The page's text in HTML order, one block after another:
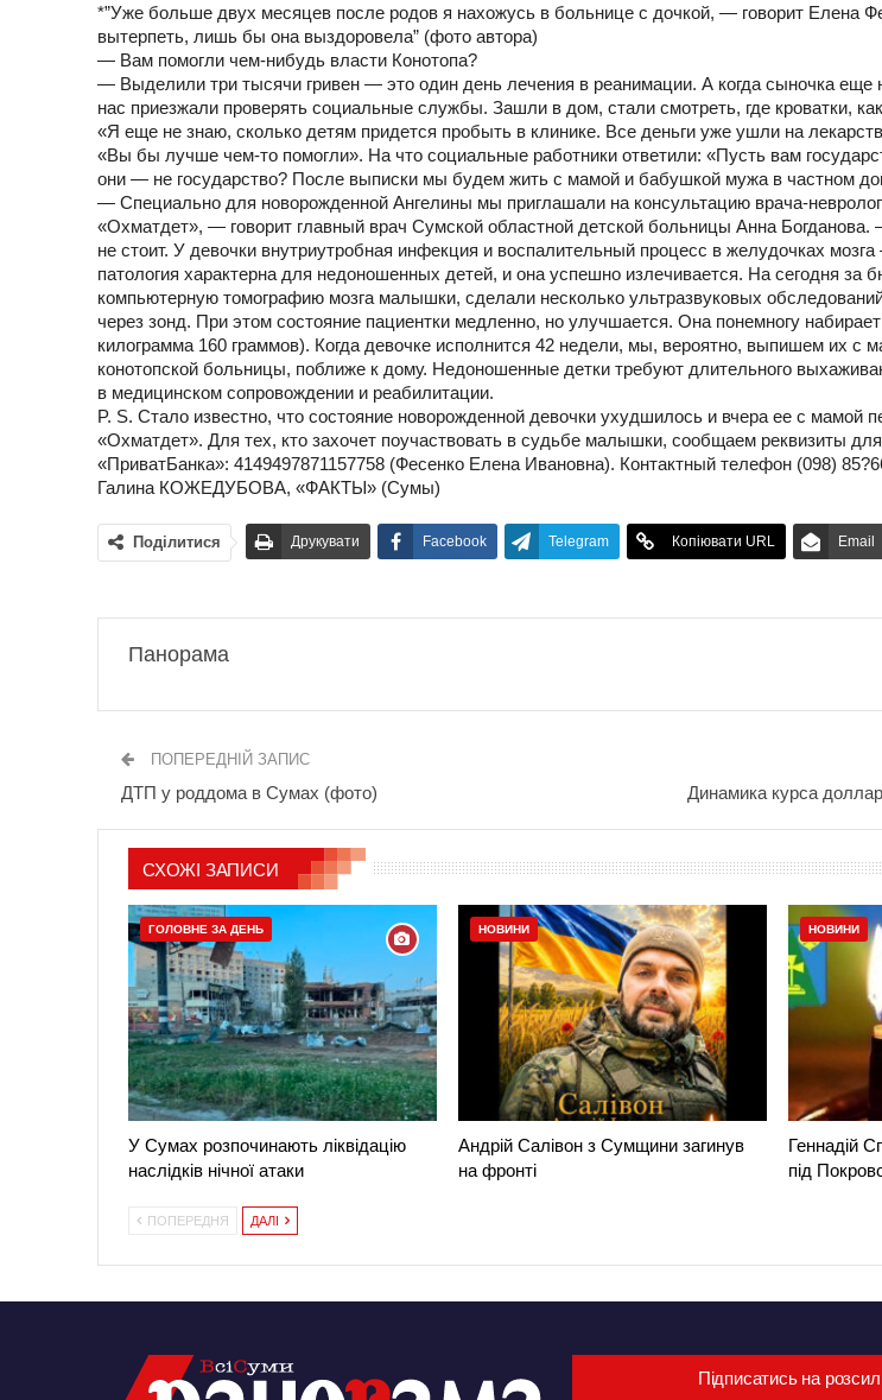
*”Уже больше двух месяцев после родов я нахожусь в больнице с дочкой, — говорит Елена
вытерпеть, лишь бы она выздоровела” (фото автора)
— Вам помогли чем-нибудь власти Конотопа?
— Выделили три тысячи гривен — это один день лечения в реанимации. А когда сыночка еще
нас приезжали проверять социальные службы. Зашли в дом, стали смотреть, где кроватки,
«Я еще не знаю, сколько детям придется пробыть в клинике. Все деньги уже ушли на
«Вы бы лучше чем-то помогли». На что социальные работники ответили: «Пусть вам
они — не государство? После выписки мы будем жить с мамой и бабушкой мужа в частном
— Специально для новорожденной Ангелины мы приглашали на консультацию врача-
«Охматдет», — говорит главный врач Сумской областной детской больницы Анна
не стоит. У девочки внутриутробная инфекция и воспалительный процесс в желудочках
патология характерна для недоношенных детей, и она успешно излечивается. На сегодня за
компьютерную томографию мозга малышки, сделали несколько ультразвуковых
через зонд. При этом состояние пациентки медленно, но улучшается. Она понемногу
килограмма 160 граммов). Когда девочке исполнится 42 недели, мы, вероятно, выпишем их с
конотопской больницы, поближе к дому. Недоношенные детки требуют длительного
в медицинском сопровождении и реабилитации.
P. S. Стало известно, что состояние новорожденной девочки ухудшилось и вчера ее с мамой
«Охматдет». Для тех, кто захочет поучаствовать в судьбе малышки, сообщаем реквизиты
«ПриватБанка»: 4149497871157758 (Фесенко Елена Ивановна). Контактный телефон (098)
Галина КОЖЕДУБОВА, «ФАКТЫ» (Сумы)
Поділитися Друкувати Facebook Telegram Копіювати URL Email
Панорама
ПОПЕРЕДНІЙ ЗАПИС
ДТП у роддома в Сумах (фото) Динамика курса
СХОЖІ ЗАПИСИ
ГОЛОВНЕ ЗА ДЕНЬ
У Сумах розпочинають ліквідацію
наслідків нічної атаки
НОВИНИ
Андрій Салівон з Сумщини загинув
на фронті
НОВИНИ
Геннадій
під
ПОПЕРЕДНЯ ДАЛІ
Підписатись на